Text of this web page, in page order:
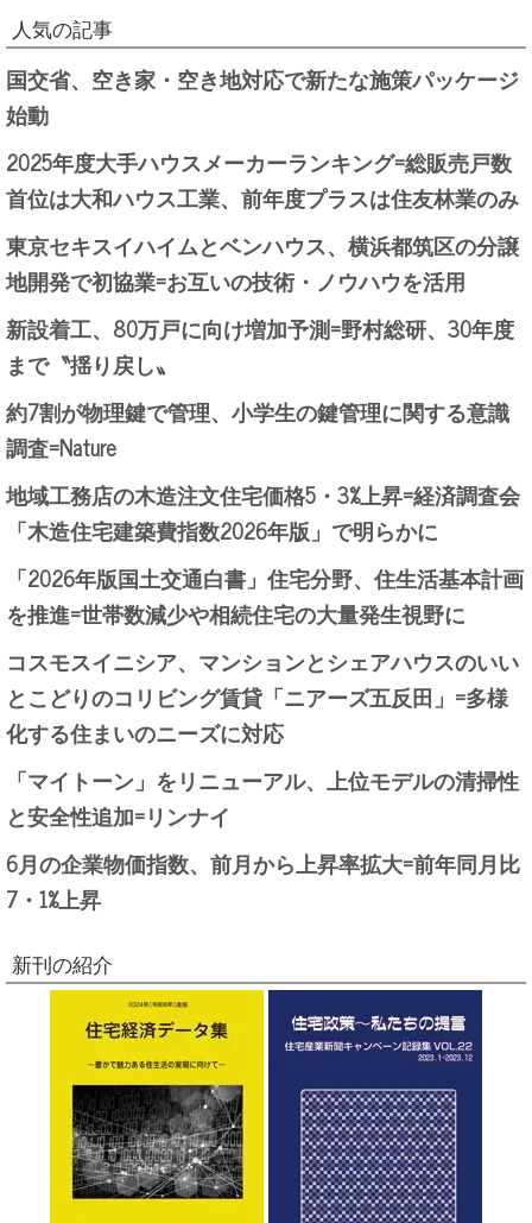
人気の記事
国交省、空き家・空き地対応で新たな施策パッケージ
始動
2025年度大手ハウスメーカーランキング=総販売戸数
首位は大和ハウス工業、前年度プラスは住友林業のみ
東京セキスイハイムとベンハウス、横浜都筑区の分譲
地開発で初協業=お互いの技術・ノウハウを活用
新設着工、80万戸に向け増加予測=野村総研、30年度
まで〝揺り戻し〟
約7割が物理鍵で管理、小学生の鍵管理に関する意識
調査=Nature
地域工務店の木造注文住宅価格5・3%上昇=経済調査会
「木造住宅建築費指数2026年版」で明らかに
「2026年版国土交通白書」住宅分野、住生活基本計画
を推進=世帯数減少や相続住宅の大量発生視野に
コスモスイニシア、マンションとシェアハウスのいい
とこどりのコリビング賃貸「ニアーズ五反田」=多様
化する住まいのニーズに対応
「マイトーン」をリニューアル、上位モデルの清掃性
と安全性追加=リンナイ
6月の企業物価指数、前月から上昇率拡大=前年同月比
7・1%上昇
新刊の紹介